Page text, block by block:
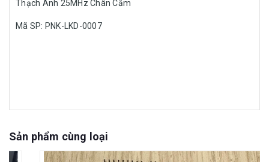
Thạch Anh 25MHz Chân Cắm
Mã SP: PNK-LKD-0007
Sản phẩm cùng loại